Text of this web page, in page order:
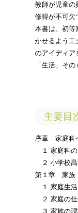
教師が児童の
修得が不可欠
本書は、初等
かせるよう工
のアイディア
「生活」そ
主要目
序章 家庭科
１ 家庭科
２ 小学校高
第１章 家族
１ 家庭生
２ 家庭の仕
３ 家族の現